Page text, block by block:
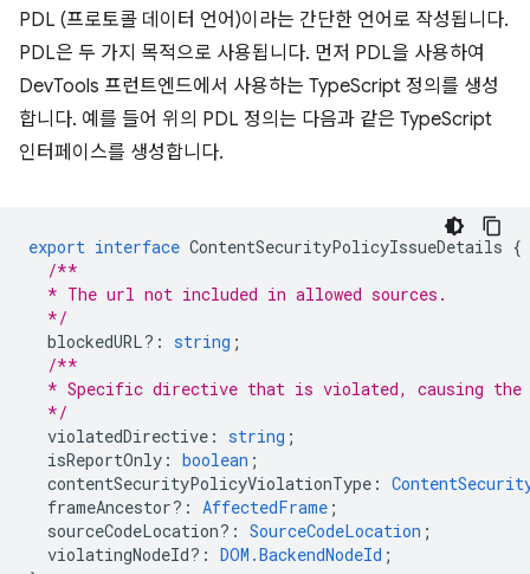
PDL (프로토콜 데이터 언어)이라는 간단한 언어로 작성됩니다.
PDL은 두 가지 목적으로 사용됩니다. 먼저 PDL을 사용하여
DevTools 프런트엔드에서 사용하는 TypeScript 정의를 생성
합니다. 예를 들어 위의 PDL 정의는 다음과 같은 TypeScript
인터페이스를 생성합니다.
export interface ContentSecurityPolicyIssueDetails {
/**
  * The url not included in allowed sources.
  */
blockedURL? : string ;
/**
* Specific directive that is violated, causing the
  */
violatedDirective : string ;
isReportOnly : boolean ;
contentSecurityPolicyViolationType :
frameAncestor? : AffectedFrame ;
sourceCodeLocation? : SourceCodeLocation ;
violatingNodeId? : DOM.BackendNodeId ;